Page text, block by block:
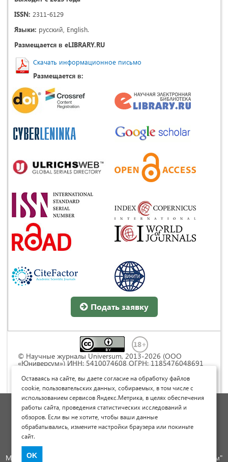
ISSN: 2311-6129
Языки: русский, English.
Размещается в eLIBRARY.RU
Скачать информационное письмо
Размещается в:
Подать заявку
© Научные журналы Universum, 2013-2026 (ООО
«Юниверсум») ИНН: 5410074608 ОГРН: 1185476048691
Commons « Attribution» («Атрибуция») 4.0
Непортированная
Политика обработки персональных данных
Договор оферты
Опубликовать научную статью
Международный научно-исследовательский журнал "Юниверсум"
Оставаясь на сайте, вы даете согласие на обработку файлов
cookie, пользовательских данных, собираемых, в том числе с
использованием сервисов Яндекс.Метрика, в целях обеспечения
работы сайта, проведения статистических исследований и
обзоров. Если вы не хотите, чтобы ваши данные
обрабатывались, измените настройки браузера или покиньте
сайт.
OK